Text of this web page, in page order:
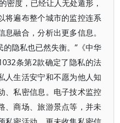
密度，已经让人无处遁形，
将遍布整个城市的监控连系
融合，分析出更多信息。
隐私也已然失衡。”《中华
条第2款确定了隐私的法
人生活安宁和不愿为他人知
、私密信息。电子技术监控
、商场、旅游景点等，并未